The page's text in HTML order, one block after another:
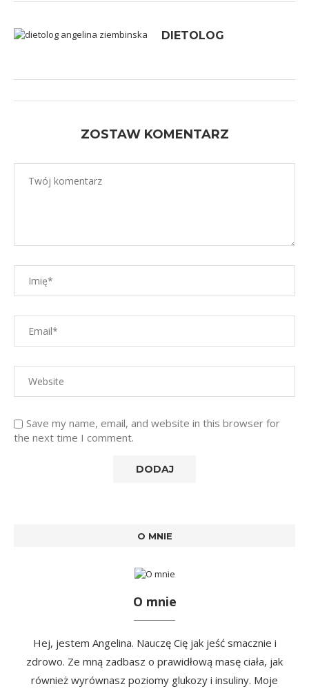
DIETOLOG
ZOSTAW KOMENTARZ
Save my name, email, and website in this browser for
the next time I comment.
O MNIE
O mnie
Hej, jestem Angelina. Nauczę Cię jak jeść smacznie i
zdrowo. Ze mną zadbasz o prawidłową masę ciała, jak
również wyrównasz poziomy glukozy i insuliny. Moje